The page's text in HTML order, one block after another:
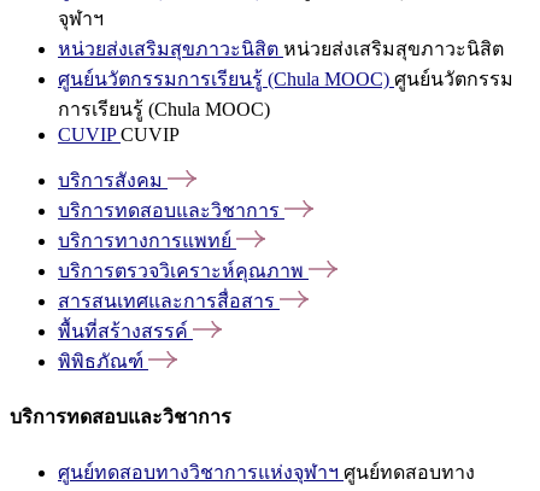
จุฬาฯ
หน่วยส่งเสริมสุขภาวะนิสิต หน่วยส่งเสริมสุขภาวะนิสิต
ศูนย์นวัตกรรมการเรียนรู้ (Chula MOOC) ศูนย์นวัตกรรม
การเรียนรู้ (Chula MOOC)
CUVIPCUVIP
บริการสังคม
บริการทดสอบและวิชาการ
บริการทางการแพทย์
บริการตรวจวิเคราะห์คุณภาพ
สารสนเทศและการสื่อสาร
พื้นที่สร้างสรรค์
พิพิธภัณฑ์
บริการทดสอบและวิชาการ
ศูนย์ทดสอบทางวิชาการแห่งจุฬาฯ ศูนย์ทดสอบทาง